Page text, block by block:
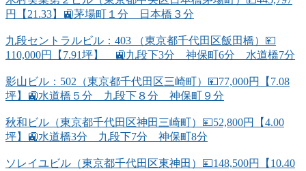
円【21.33】🚉茅場町１分 日本橋３分
九段セントラルビル：403 （東京都千代田区飯田橋）💴
110,000円【7.91坪】 🚉九段下3分 神保町6分 水道橋7分
影山ビル：502（東京都千代田区三崎町）💴77,000円【7.08
坪】🚉水道橋５分 九段下８分 神保町９分
秋和ビル（東京都千代田区神田三崎町）💴52,800円【4.00
坪】🚉水道橋3分 九段下7分 神保町8分
ソレイユビル（東京都千代田区東神田）💴148,500円【10.40